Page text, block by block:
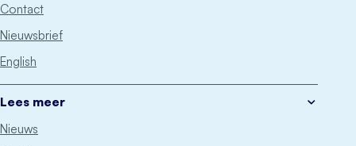
Contact
Nieuwsbrief
English
Lees meer
Nieuws